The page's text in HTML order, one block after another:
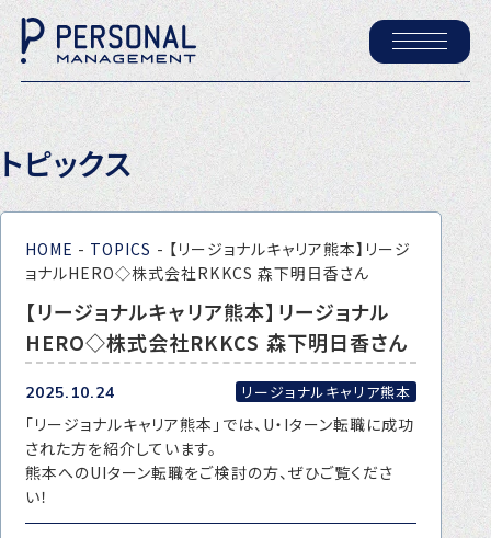
ホーム
パーソナル・マネジメントについて
会社概要
採用情報
トピックス
ニュース
トピックス
HOME - TOPICS - 【リージョナルキャリア熊本】リージ
ョナルHERO◇株式会社RKKCS 森下明日香さん
【リージョナルキャリア熊本】リージョナル
HERO◇株式会社RKKCS 森下明日香さん
2025.10.24 リージョナルキャリア熊本
「リージョナルキャリア熊本」では、U・Iターン転職に成功
された方を紹介しています。
熊本へのUIターン転職をご検討の方、ぜひご覧くださ
い！